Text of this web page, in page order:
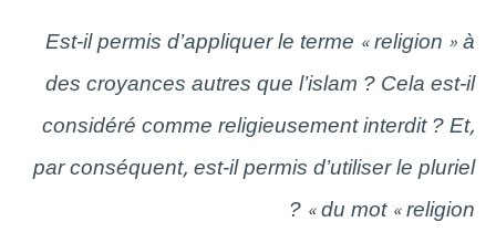
Est-il permis d’appliquer le terme « religion » à
des croyances autres que l’islam ? Cela est-il
considéré comme religieusement interdit ? Et,
par conséquent, est-il permis d’utiliser le pluriel
du mot « religion » ?